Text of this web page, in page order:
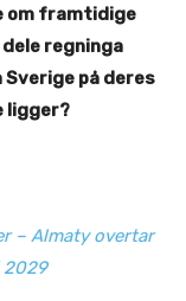
om framtidige
regninga
på deres
ligger?
– Almaty overtar
2029